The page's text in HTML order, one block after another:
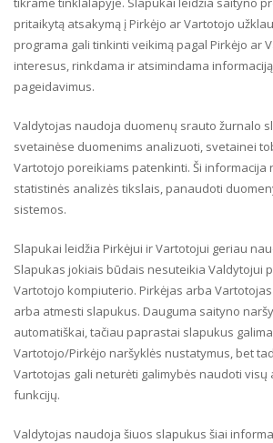
pritaikytą atsakymą į Pirkėjo ar Vartotojo
programa gali tinkinti veikimą pagal Pirkėjo ar
interesus, rinkdama ir atsimindama
pageidavimus.
Valdytojas naudoja duomenų srauto žurnalo
svetainėse duomenims analizuoti, svetainei
Vartotojo poreikiams patenkinti. Ši informacija
statistinės analizės tikslais, panaudoti
sistemos.
Slapukai leidžia Pirkėjui ir Vartotojui geriau
Slapukas jokiais būdais nesuteikia Valdytojui
Vartotojo kompiuterio. Pirkėjas arba
arba atmesti slapukus. Dauguma saityno
automatiškai, tačiau paprastai slapukus
Vartotojo/Pirkėjo naršyklės nustatymus, bet
Vartotojas gali neturėti galimybės naudoti
funkcijų.
Valdytojas naudoja šiuos slapukus šiai